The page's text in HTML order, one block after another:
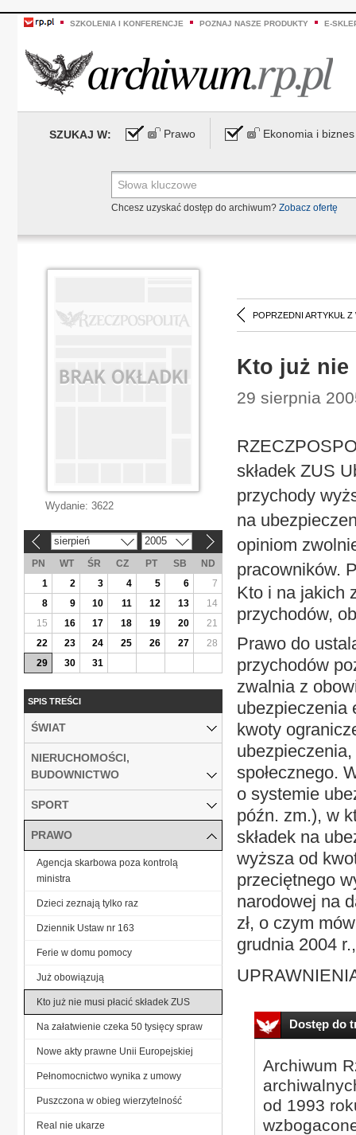
SZKOLENIA I KONFERENCJE POZNAJ NASZE PRODUKTY E-
SZUKAJ W: Prawo Ekonomia i biznes
Chcesz uzyskać dostęp do archiwum? Zobacz ofertę
POPRZEDNI ARTYKUŁ Z
Kto już nie
29 sierpnia
składek ZUS
przychody
na
opiniom
pracowników.
Kto i na jakich
przychodów,
Prawo do
przychodów
zwalnia z
ubezpieczenia
kwoty
społecznego.
o systemie
późn. zm.), w
składek na
wyższa od
przeciętnego
narodowej na
zł, o czym
grudnia 2004
Dostęp do
Archiwum
od 1993
Wydanie: 3622
sierpień 2005
PN WT ŚR CZ PT SB
ND
1
2 3 4 5 6
7
8
9 10 11 12 13
14
15
16 17 18 19 20
21
22
23 24 25 26 27
28
29
30 31
SPIS TREŚCI
ŚWIAT
NIERUCHOMOŚCI,
BUDOWNICTWO
SPORT
PRAWO
Agencja skarbowa poza kontrolą
ministra
Dzieci zeznają tylko raz
Dziennik Ustaw nr 163
Ferie w domu pomocy
Już obowiązują
Kto już nie musi płacić składek ZUS
Na załatwienie czeka 50 tysięcy spraw
Nowe akty prawne Unii Europejskiej
Pełnomocnictwo wynika z umowy
Puszczona w obieg wierzytelność
Real nie ukarze